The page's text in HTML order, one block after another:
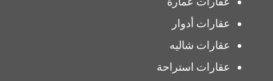
عقارات أدوار
عقارات شاليه
عقارات استراحة